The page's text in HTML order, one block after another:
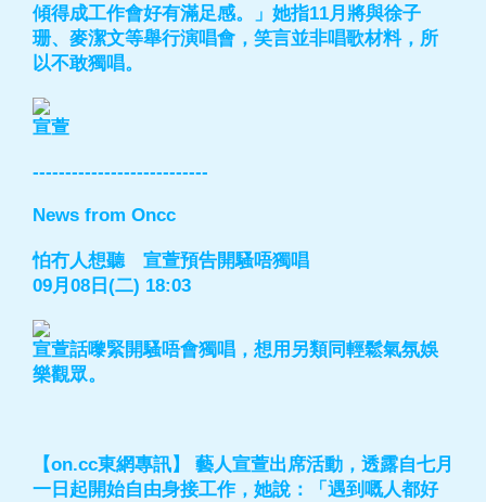
傾得成工作會好有滿足感。」她指11月將與徐子
珊、麥潔文等舉行演唱會，笑言並非唱歌材料，所
以不敢獨唱。
宣萱
---------------------------
News from Oncc
怕冇人想聽 宣萱預告開騷唔獨唱
09月08日(二) 18:03
宣萱話嚟緊開騷唔會獨唱，想用另類同輕鬆氣氛娛
樂觀眾。
【on.cc東網專訊】 藝人宣萱出席活動，透露自七月
一日起開始自由身接工作，她說：「遇到嘅人都好